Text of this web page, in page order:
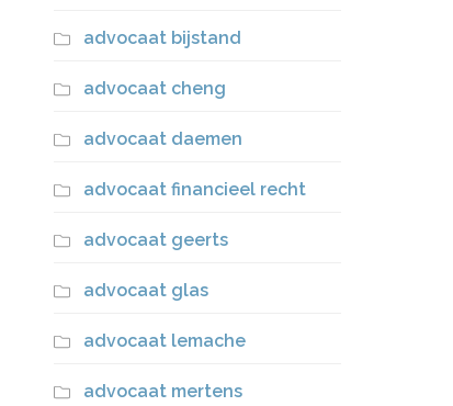
advocaat bijstand
advocaat cheng
advocaat daemen
advocaat financieel recht
advocaat geerts
advocaat glas
advocaat lemache
advocaat mertens